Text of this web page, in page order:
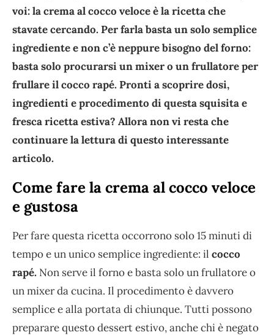
voi: la crema al cocco veloce è la ricetta che
stavate cercando. Per farla basta un solo semplice
ingrediente e non c’è neppure bisogno del forno:
basta solo procurarsi un mixer o un frullatore per
frullare il cocco rapé. Pronti a scoprire dosi,
ingredienti e procedimento di questa squisita e
fresca ricetta estiva? Allora non vi resta che
continuare la lettura di questo interessante
articolo.
Come fare la crema al cocco veloce
e gustosa
Per fare questa ricetta occorrono solo 15 minuti di
tempo e un unico semplice ingrediente: il cocco
rapé. Non serve il forno e basta solo un frullatore o
un mixer da cucina. Il procedimento è davvero
semplice e alla portata di chiunque. Tutti possono
preparare questo dessert estivo, anche chi è negato